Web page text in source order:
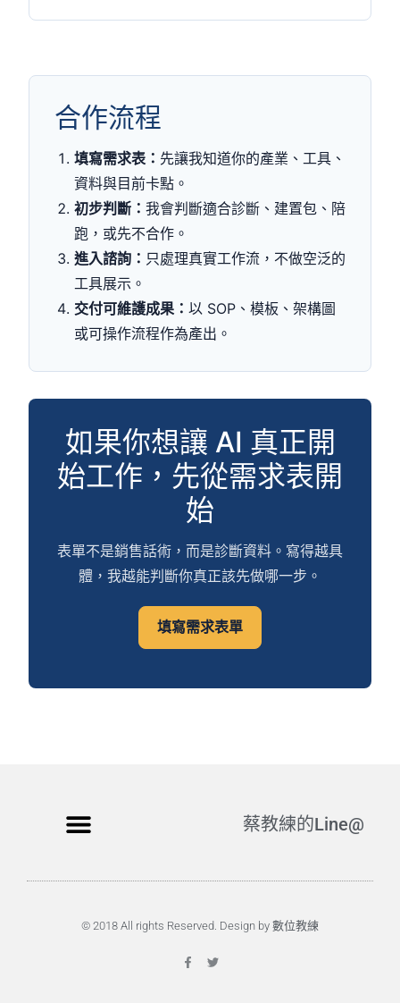
合作流程
填寫需求表： 先讓我知道你的產業、工具、
資料與目前卡點。
初步判斷： 我會判斷適合診斷、建置包、陪
跑，或先不合作。
進入諮詢： 只處理真實工作流，不做空泛的
工具展示。
交付可維護成果： 以 SOP、模板、架構圖
或可操作流程作為產出。
如果你想讓 AI 真正開
始工作，先從需求表開
始
表單不是銷售話術，而是診斷資料。寫得越具
體，我越能判斷你真正該先做哪一步。
填寫需求表單
蔡教練的Line@
© 2018 All rights Reserved. Design by 數位教練